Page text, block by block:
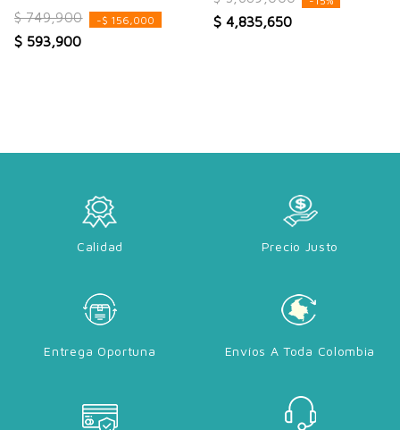
$ 749,900
-$ 156,000
$ 593,900
$ 4,835,650
Calidad Precio Justo
Entrega Oportuna Envíos A Toda Colombia